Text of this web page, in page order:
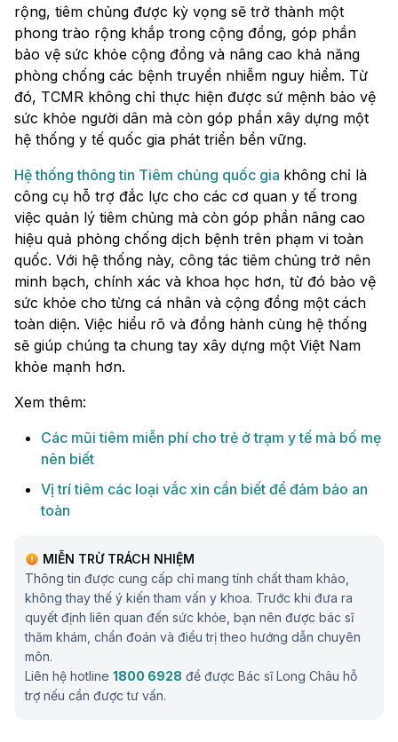
rộng, tiêm chủng được kỳ vọng sẽ trở thành một
phong trào rộng khắp trong cộng đồng, góp phần
bảo vệ sức khỏe cộng đồng và nâng cao khả năng
phòng chống các bệnh truyền nhiễm nguy hiểm. Từ
đó, TCMR không chỉ thực hiện được sứ mệnh bảo vệ
sức khỏe người dân mà còn góp phần xây dựng một
hệ thống y tế quốc gia phát triển bền vững.
Hệ thống thông tin Tiêm chủng quốc gia không chỉ là
công cụ hỗ trợ đắc lực cho các cơ quan y tế trong
việc quản lý tiêm chủng mà còn góp phần nâng cao
hiệu quả phòng chống dịch bệnh trên phạm vi toàn
quốc. Với hệ thống này, công tác tiêm chủng trở nên
minh bạch, chính xác và khoa học hơn, từ đó bảo vệ
sức khỏe cho từng cá nhân và cộng đồng một cách
toàn diện. Việc hiểu rõ và đồng hành cùng hệ thống
sẽ giúp chúng ta chung tay xây dựng một Việt Nam
khỏe mạnh hơn.
Xem thêm:
Các mũi tiêm miễn phí cho trẻ ở trạm y tế mà bố mẹ
nên biết
Vị trí tiêm các loại vắc xin cần biết để đảm bảo an
toàn
MIỄN TRỪ TRÁCH NHIỆM
Thông tin được cung cấp chỉ mang tính chất tham khảo,
không thay thế ý kiến tham vấn y khoa. Trước khi đưa ra
quyết định liên quan đến sức khỏe, bạn nên được bác sĩ
thăm khám, chẩn đoán và điều trị theo hướng dẫn chuyên
môn.
Liên hệ hotline 1800 6928 để được Bác sĩ Long Châu hỗ
trợ nếu cần được tư vấn.